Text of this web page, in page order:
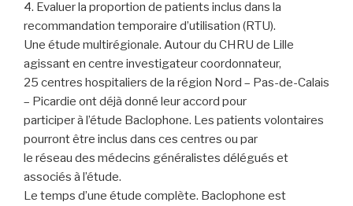
4. Evaluer la proportion de patients inclus dans la
recommandation temporaire d’utilisation (RTU).
Une étude multirégionale. Autour du CHRU de Lille
agissant en centre investigateur coordonnateur,
25 centres hospitaliers de la région Nord – Pas-de-Calais
– Picardie ont déjà donné leur accord pour
participer à l’étude Baclophone. Les patients volontaires
pourront être inclus dans ces centres ou par
le réseau des médecins généralistes délégués et
associés à l’étude.
Le temps d’une étude complète. Baclophone est